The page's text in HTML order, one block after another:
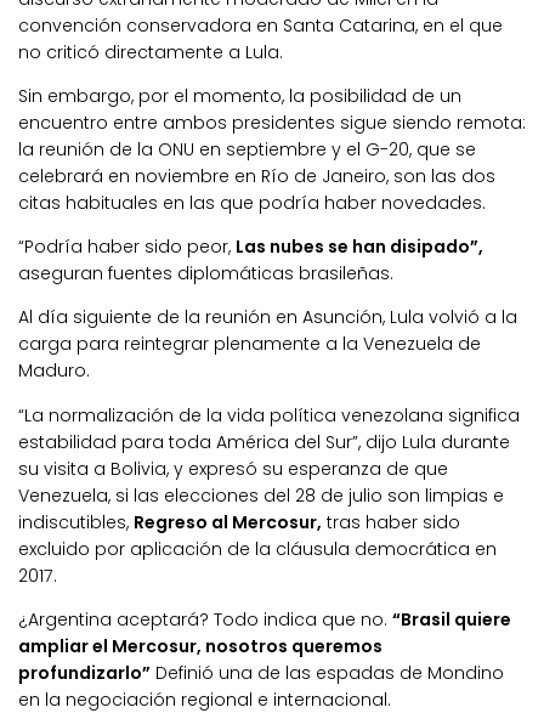
convención conservadora en Santa Catarina, en el que
no criticó directamente a Lula.
Sin embargo, por el momento, la posibilidad de un
encuentro entre ambos presidentes sigue siendo remota:
la reunión de la ONU en septiembre y el G-20, que se
celebrará en noviembre en Río de Janeiro, son las dos
citas habituales en las que podría haber novedades.
“Podría haber sido peor, Las nubes se han disipado”,
aseguran fuentes diplomáticas brasileñas.
Al día siguiente de la reunión en Asunción, Lula volvió a la
carga para reintegrar plenamente a la Venezuela de
Maduro.
“La normalización de la vida política venezolana significa
estabilidad para toda América del Sur”, dijo Lula durante
su visita a Bolivia, y expresó su esperanza de que
Venezuela, si las elecciones del 28 de julio son limpias e
indiscutibles, Regreso al Mercosur, tras haber sido
excluido por aplicación de la cláusula democrática en
2017.
¿Argentina aceptará? Todo indica que no. “Brasil quiere
ampliar el Mercosur, nosotros queremos
profundizarlo” Definió una de las espadas de Mondino
en la negociación regional e internacional.